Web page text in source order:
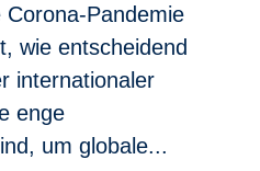
Corona-Pandemie
wie entscheidend
internationaler
enge
um globale...